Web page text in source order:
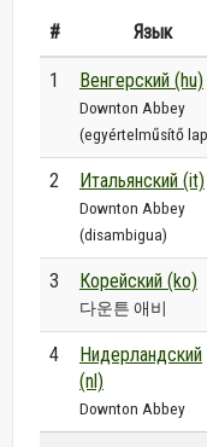
# Язык
1 Венгерский (hu)
Downton Abbey
(egyértelműsítő
2 Итальянский (it)
Downton Abbey
(disambigua)
3 Корейский (ko)
다운튼 애비
4
Нидерландский
(nl)
Downton Abbey